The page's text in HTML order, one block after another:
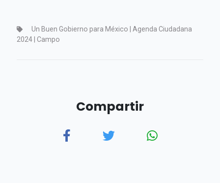
Un Buen Gobierno para México | Agenda Ciudadana
2024 | Campo
Compartir